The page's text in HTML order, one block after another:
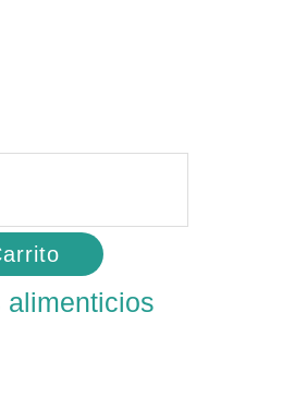
alimenticios